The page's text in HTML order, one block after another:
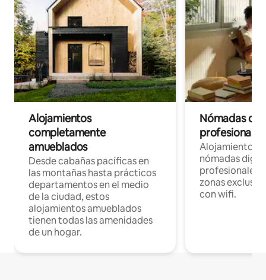
Alojamientos
completamente
amueblados
Desde cabañas pacíficas en
las montañas hasta prácticos
departamentos en el medio
de la ciudad, estos
alojamientos amueblados
tienen todas las amenidades
de un hogar.
Nómadas
Alojamientos
nómadas
profesionales
zonas
con wifi.